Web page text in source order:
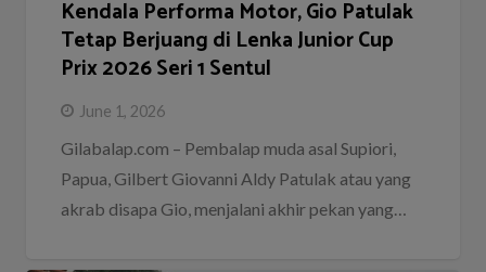
Kendala Performa Motor, Gio Patulak
Tetap Berjuang di Lenka Junior Cup
Prix 2026 Seri 1 Sentul
June 1, 2026
Gilabalap.com – Pembalap muda asal Supiori,
Papua, Gilbert Giovanni Aldy Patulak atau yang
akrab disapa Gio, menjalani akhir pekan yang…